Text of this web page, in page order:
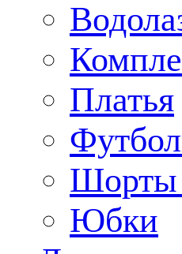
Платья
Шорты
Юбки